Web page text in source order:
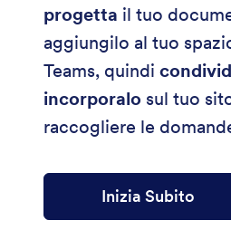
progetta il tuo
aggiungilo al tuo
Teams, quindi
incorporalo sul tuo
raccogliere le
Inizia Subito